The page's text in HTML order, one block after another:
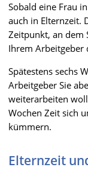
Sobald eine Frau
auch in Elternzeit.
Zeitpunkt, an dem
Ihrem Arbeitgeber
Spätestens sechs
Arbeitgeber Sie
weiterarbeiten
Wochen Zeit sich
kümmern.
Elternzeit